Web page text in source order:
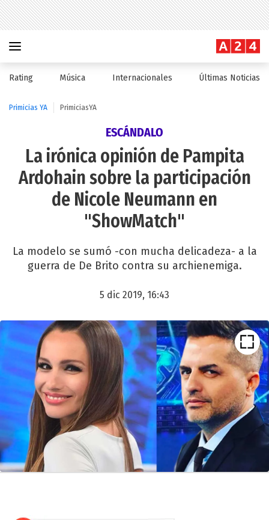
Rating Música Internacionales Últimas Noticias
Primicias YA PrimiciasYA
ESCÁNDALO
La irónica opinión de Pampita
Ardohain sobre la participación
de Nicole Neumann en
"ShowMatch"
La modelo se sumó -con mucha delicadeza- a la
guerra de De Brito contra su archienemiga.
5 dic 2019, 16:43